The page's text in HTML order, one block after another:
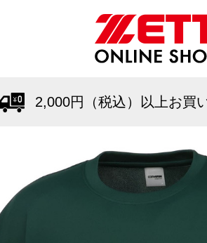
2,000円（税込）以上お買